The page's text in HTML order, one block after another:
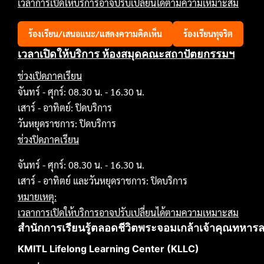
ร้องเรียน/เสนอแนะ/แสดงความคิดเห็น ร้องเรียนทุจริต
เวลาเปิดให้บริการ ห้องสมุดคณะสถาปัตยกรรมฯ
ช่วงเปิดภาคเรียน
จันทร์ - ศุกร์: 08.30 น. - 16.30 น.
เสาร์ - อาทิตย์: ปิดบริการ
วันหยุดราชการ: ปิดบริการ
ช่วงปิดภาคเรียน
จันทร์ - ศุกร์: 08.30 น. - 16.30 น.
เสาร์ - อาทิตย์ และวันหยุดราชการ: ปิดบริการ
หมายเหตุ:
เวลาการเปิดให้บริการอาจปรับเปลี่ยนได้ตามความเหมาะสม
สำนักการเรียนรู้ตลอดชีวิตพระจอมเกล้าเจ้าคุณทหาร
KMITL Lifelong Learning Center (KLLC)